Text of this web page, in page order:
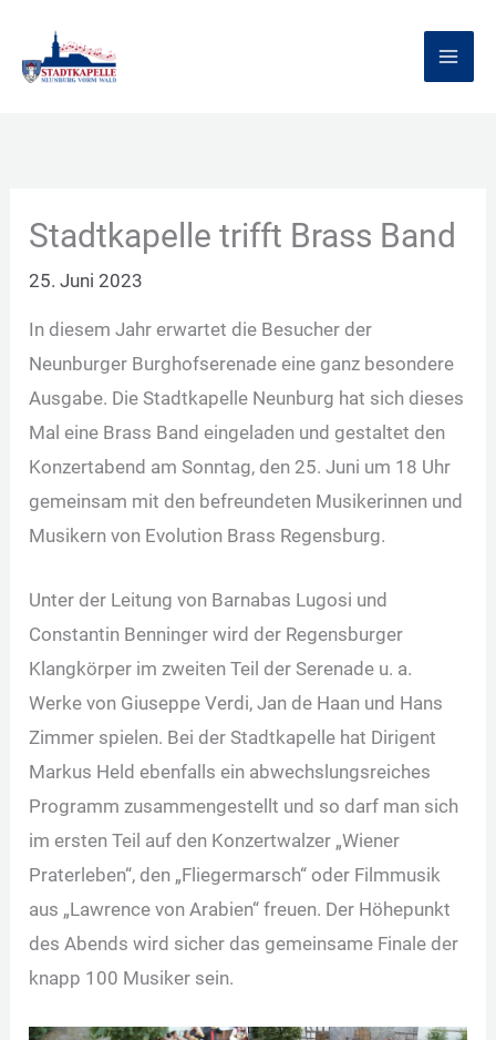
springen
Stadtkapelle trifft Brass Band
25. Juni 2023
In diesem Jahr erwartet die Besucher der
Neunburger Burghofserenade eine ganz besondere
Ausgabe. Die Stadtkapelle Neunburg hat sich dieses
Mal eine Brass Band eingeladen und gestaltet den
Konzertabend am Sonntag, den 25. Juni um 18 Uhr
gemeinsam mit den befreundeten Musikerinnen und
Musikern von Evolution Brass Regensburg.
Unter der Leitung von Barnabas Lugosi und
Constantin Benninger wird der Regensburger
Klangkörper im zweiten Teil der Serenade u. a.
Werke von Giuseppe Verdi, Jan de Haan und Hans
Zimmer spielen. Bei der Stadtkapelle hat Dirigent
Markus Held ebenfalls ein abwechslungsreiches
Programm zusammengestellt und so darf man sich
im ersten Teil auf den Konzertwalzer „Wiener
Praterleben“, den „Fliegermarsch“ oder Filmmusik
aus „Lawrence von Arabien“ freuen. Der Höhepunkt
des Abends wird sicher das gemeinsame Finale der
knapp 100 Musiker sein.